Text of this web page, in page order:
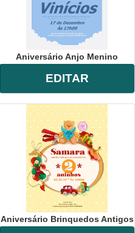
Aniversário Anjo Menino
EDITAR
Aniversário Brinquedos Antigos